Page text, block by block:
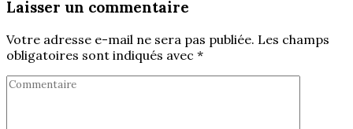
Laisser un commentaire
Votre adresse e-mail ne sera pas publiée. Les champs
obligatoires sont indiqués avec *